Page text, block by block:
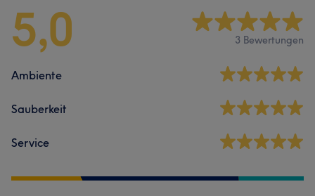
5,0 3 Bewertungen
Ambiente
Sauberkeit
Service